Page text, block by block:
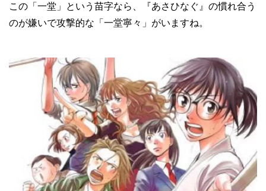
この「一堂」という苗字なら、『あさひなぐ』の慣れ合う
のが嫌いで攻撃的な「一堂寧々」がいますね。